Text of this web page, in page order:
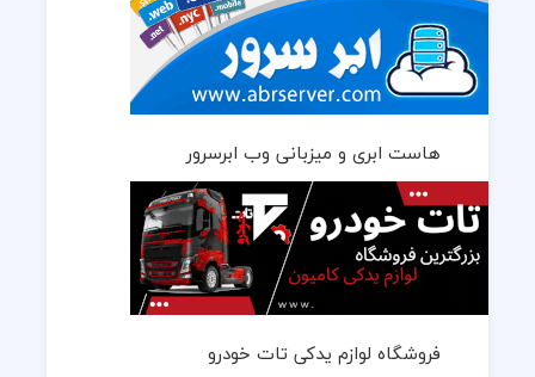
هاست ابری و میزبانی وب ابرسرور
فروشگاه لوازم یدکی تات خودرو